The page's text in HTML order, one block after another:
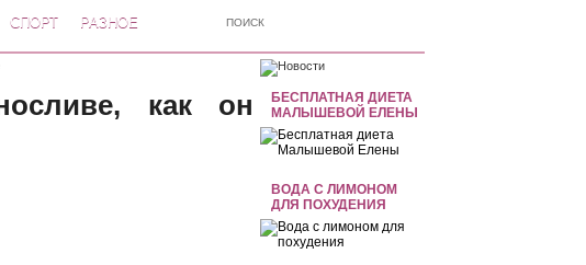
СПОРТ РАЗНОЕ
БЕСПЛАТНАЯ ДИЕТА
МАЛЫШЕВОЙ ЕЛЕНЫ
ВОДА С ЛИМОНОМ
ДЛЯ ПОХУДЕНИЯ
как он